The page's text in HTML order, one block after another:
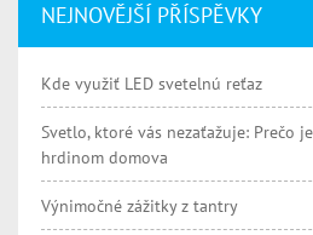
NEJNOVĚJŠÍ PŘÍSPĚVKY
Kde využiť LED svetelnú reťaz
Svetlo, ktoré vás nezaťažuje: Prečo
hrdinom domova
Výnimočné zážitky z tantry